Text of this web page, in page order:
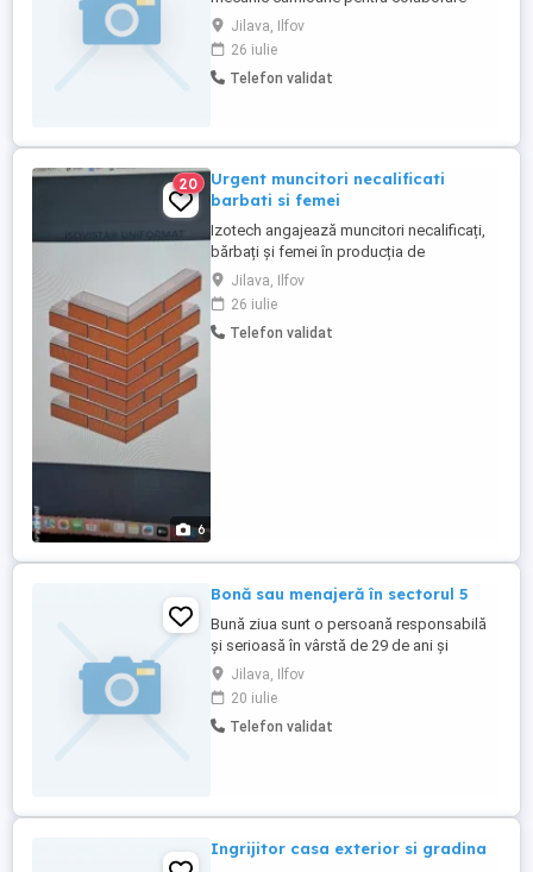
part-time.
Jilava, Ilfov
26 iulie
Telefon validat
6
20
Urgent muncitori necalificati
barbati si femei
Izotech angajează muncitori necalificați,
bărbați și femei în producția de
termosisteme pentru fațade cu caramida
aparenta , în Calea Giurgiului 296-Jilava.
Vsrsta minima 25 de ani și vârstă maxima
50 de ani. Se oferă bonusuri
Jilava, Ilfov
26 iulie
Telefon validat
Bonă sau menajeră în sectorul 5
Bună ziua sunt o persoană responsabilă
și serioasă în vârstă de 29 de ani și
locuiesc în sectorul 5 îmi ofer serviciile
pentru îngrijirea copiilor și a persoanelor
în vârstă sau pentru menaj și curățenie În
București sunt serioasă punctuală și gata
Jilava, Ilfov
20 iulie
Telefon validat
Ingrijitor casa exterior si gradina